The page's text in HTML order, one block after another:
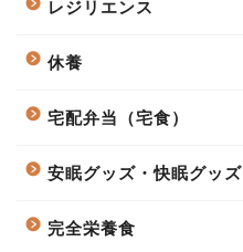
レジリエンス
休養
宅配弁当（宅食）
安眠グッズ・快眠グッズ
完全栄養食